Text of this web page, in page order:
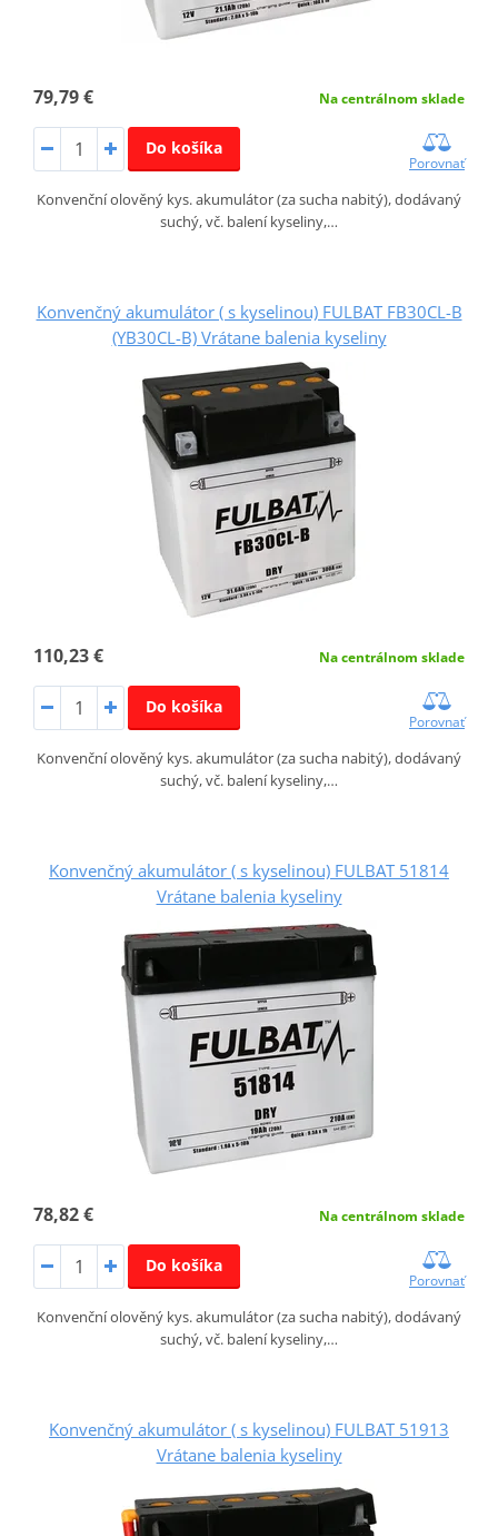
79,79 € Na centrálnom sklade
Do košíka
Porovnať
Konvenční olověný kys. akumulátor (za sucha nabitý), dodávaný
suchý, vč. balení kyseliny,…
Konvenčný akumulátor ( s kyselinou) FULBAT FB30CL-B
(YB30CL-B) Vrátane balenia kyseliny
110,23 € Na centrálnom sklade
Do košíka
Porovnať
Konvenční olověný kys. akumulátor (za sucha nabitý), dodávaný
suchý, vč. balení kyseliny,…
Konvenčný akumulátor ( s kyselinou) FULBAT 51814
Vrátane balenia kyseliny
78,82 € Na centrálnom sklade
Do košíka
Porovnať
Konvenční olověný kys. akumulátor (za sucha nabitý), dodávaný
suchý, vč. balení kyseliny,…
Konvenčný akumulátor ( s kyselinou) FULBAT 51913
Vrátane balenia kyseliny